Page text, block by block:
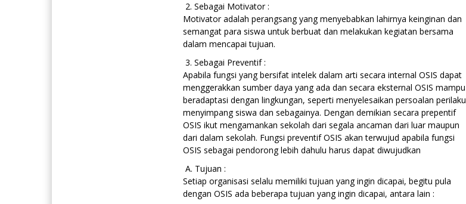
2. Sebagai Motivator :
Motivator adalah perangsang yang menyebabkan lahirnya keinginan dan
semangat para siswa untuk berbuat dan melakukan kegiatan bersama
dalam mencapai tujuan.
3. Sebagai Preventif :
Apabila fungsi yang bersifat intelek dalam arti secara internal OSIS dapat
menggerakkan sumber daya yang ada dan secara eksternal OSIS mampu
beradaptasi dengan lingkungan, seperti menyelesaikan persoalan perilaku
menyimpang siswa dan sebagainya. Dengan demikian secara prepentif
OSIS ikut mengamankan sekolah dari segala ancaman dari luar maupun
dari dalam sekolah. Fungsi preventif OSIS akan terwujud apabila fungsi
OSIS sebagai pendorong lebih dahulu harus dapat diwujudkan
A. Tujuan :
Setiap organisasi selalu memiliki tujuan yang ingin dicapai, begitu pula
dengan OSIS ada beberapa tujuan yang ingin dicapai, antara lain :